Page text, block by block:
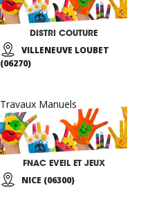
DISTRI COUTURE
VILLENEUVE LOUBET
(06270)
Travaux Manuels
FNAC EVEIL ET JEUX
NICE (06300)